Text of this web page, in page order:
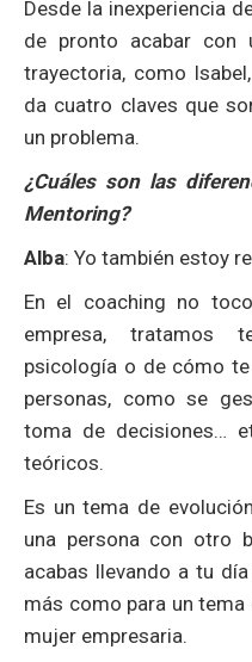
Desde la inexperiencia
de pronto acabar con
trayectoria, como
da cuatro claves que
un problema.
¿Cuáles son las
Mentoring?
Alba: Yo también estoy
En el coaching no
empresa, tratamos
psicología o de cómo
personas, como se
toma de decisiones…
teóricos.
Es un tema de
una persona con otro
acabas llevando a tu
más como para un
mujer empresaria.